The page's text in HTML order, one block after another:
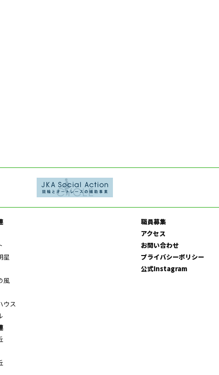
星
風
ウス
職員募集
アクセス
お問い合わせ
プライバシーポリシー
公式Instagram